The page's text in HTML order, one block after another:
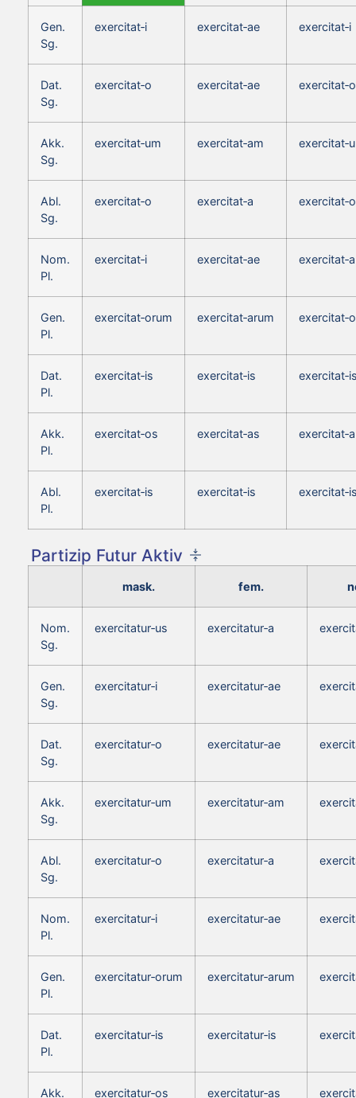
Gen.
Sg.
exercitat‑i exercitat‑ae exercitat‑i
Dat.
Sg.
exercitat‑o exercitat‑ae exercitat‑o
Akk.
Sg.
exercitat‑um exercitat‑am
Abl.
Sg.
exercitat‑o exercitat‑a exercitat‑o
Nom.
Pl.
exercitat‑i exercitat‑ae exercitat‑a
Gen.
Pl.
exercitat‑orum exercitat‑arum
Dat.
Pl.
exercitat‑is exercitat‑is
Akk.
Pl.
exercitat‑os exercitat‑as exercitat‑a
Abl.
Pl.
exercitat‑is exercitat‑is
Partizip Futur Aktiv
mask. fem.
Nom.
Sg.
exercitatur‑us exercitatur‑a
Gen.
Sg.
exercitatur‑i exercitatur‑ae
Dat.
Sg.
exercitatur‑o exercitatur‑ae
Akk.
Sg.
exercitatur‑um exercitatur‑am
Abl.
Sg.
exercitatur‑o exercitatur‑a
Nom.
Pl.
exercitatur‑i exercitatur‑ae
Gen.
Pl.
exercitatur‑orum exercitatur‑arum
Dat.
Pl.
exercitatur‑is exercitatur‑is
Akk.
exercitatur‑os exercitatur‑as